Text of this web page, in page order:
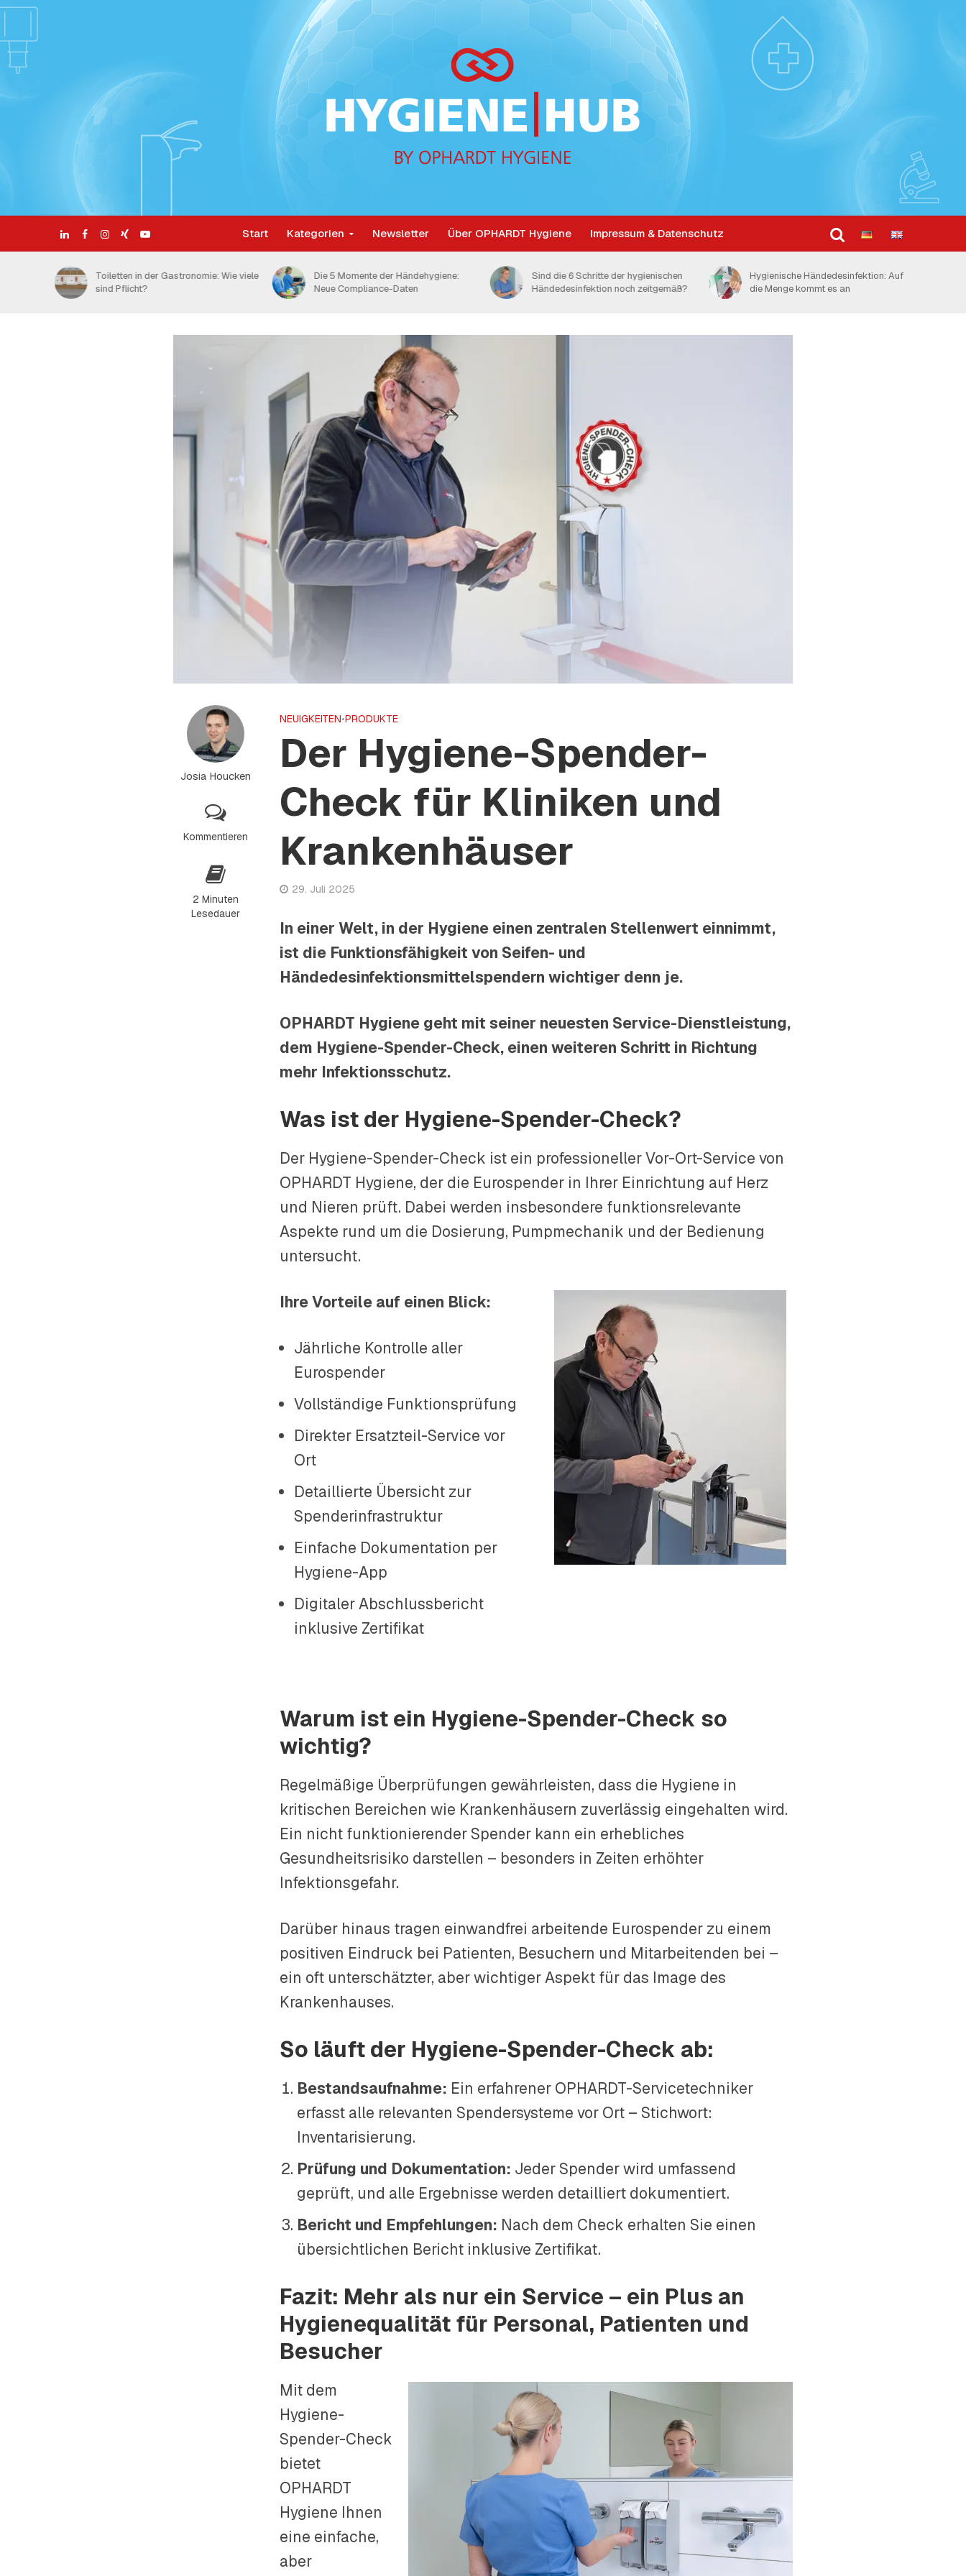
Start Kategorien Newsletter Über OPHARDT Hygiene Impressum & Datenschutz
Die 5 Momente der Händehygiene:
Neue Compliance-Daten
Sind die 6 Schritte der hygienischen
Händedesinfektion noch zeitgemäß?
Hygienische Händedesinfektion: Auf
die Menge kommt es an
Schweizer Spitäler mit 2,4
Desinfektionsmittelspendern pro Bett
Josia Houcken
Kommentieren
2 Minuten
Lesedauer
NEUIGKEITEN•PRODUKTE
Der Hygiene-Spender-
Check für Kliniken und
Krankenhäuser
29. Juli 2025
In einer Welt, in der Hygiene einen zentralen Stellenwert einnimmt,
ist die Funktionsfähigkeit von Seifen- und
Händedesinfektionsmittelspendern wichtiger denn je.
OPHARDT Hygiene geht mit seiner neuesten Service-Dienstleistung,
dem Hygiene-Spender-Check, einen weiteren Schritt in Richtung
mehr Infektionsschutz.
Was ist der Hygiene-Spender-Check?
Der Hygiene-Spender-Check ist ein professioneller Vor-Ort-Service von
OPHARDT Hygiene, der die Eurospender in Ihrer Einrichtung auf Herz
und Nieren prüft. Dabei werden insbesondere funktionsrelevante
Aspekte rund um die Dosierung, Pumpmechanik und der Bedienung
untersucht.
Ihre Vorteile auf einen Blick:
Jährliche Kontrolle aller
Eurospender
Vollständige Funktionsprüfung
Direkter Ersatzteil-Service vor
Ort
Detaillierte Übersicht zur
Spenderinfrastruktur
Einfache Dokumentation per
Hygiene-App
Digitaler Abschlussbericht
inklusive Zertifikat
Warum ist ein Hygiene-Spender-Check so
wichtig?
Regelmäßige Überprüfungen gewährleisten, dass die Hygiene in
kritischen Bereichen wie Krankenhäusern zuverlässig eingehalten wird.
Ein nicht funktionierender Spender kann ein erhebliches
Gesundheitsrisiko darstellen – besonders in Zeiten erhöhter
Infektionsgefahr.
Darüber hinaus tragen einwandfrei arbeitende Eurospender zu einem
positiven Eindruck bei Patienten, Besuchern und Mitarbeitenden bei –
ein oft unterschätzter, aber wichtiger Aspekt für das Image des
Krankenhauses.
So läuft der Hygiene-Spender-Check ab:
Bestandsaufnahme: Ein erfahrener OPHARDT-Servicetechniker
erfasst alle relevanten Spendersysteme vor Ort – Stichwort:
Inventarisierung.
Prüfung und Dokumentation: Jeder Spender wird umfassend
geprüft, und alle Ergebnisse werden detailliert dokumentiert.
Bericht und Empfehlungen: Nach dem Check erhalten Sie einen
übersichtlichen Bericht inklusive Zertifikat.
Fazit: Mehr als nur ein Service – ein Plus an
Hygienequalität für Personal, Patienten und
Besucher
Mit dem
Hygiene-
Spender-Check
bietet
OPHARDT
Hygiene Ihnen
eine einfache,
aber